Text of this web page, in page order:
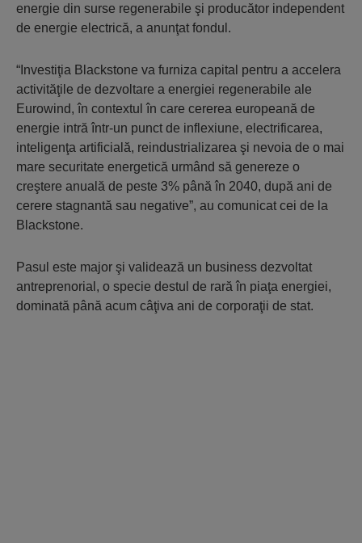
energie din surse regenerabile şi producător independent
de energie electrică, a anunţat fondul.
“Investiţia Blackstone va furniza capital pentru a accelera
activităţile de dezvoltare a energiei regenerabile ale
Eurowind, în contextul în care cererea europeană de
energie intră într-un punct de inflexiune, electrificarea,
inteligenţa artificială, reindustrializarea şi nevoia de o mai
mare securitate energetică urmând să genereze o
creştere anuală de peste 3% până în 2040, după ani de
cerere stagnantă sau negative”, au comunicat cei de la
Blackstone.
Pasul este major şi validează un business dezvoltat
antreprenorial, o specie destul de rară în piaţa energiei,
dominată până acum câţiva ani de corporaţii de stat.